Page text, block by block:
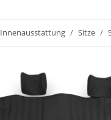
Innenausstattung Sitze